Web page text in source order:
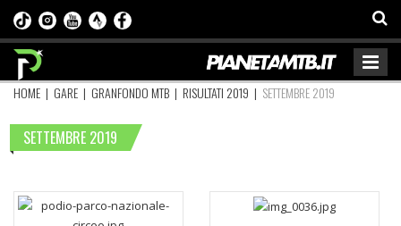
HOME | GARE | GRANFONDO MTB | RISULTATI 2019 | SETTEMBRE 2019
SETTEMBRE 2019